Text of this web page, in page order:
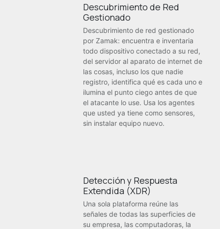
Descubrimiento de Red
Gestionado
Descubrimiento de red gestionado
por Zamak: encuentra e inventaria
todo dispositivo conectado a su red,
del servidor al aparato de internet de
las cosas, incluso los que nadie
registro, identifica qué es cada uno e
ilumina el punto ciego antes de que
el atacante lo use. Usa los agentes
que usted ya tiene como sensores,
sin instalar equipo nuevo.
Detección y Respuesta
Extendida (XDR)
Una sola plataforma reúne las
señales de todas las superficies de
su empresa, las computadoras, la